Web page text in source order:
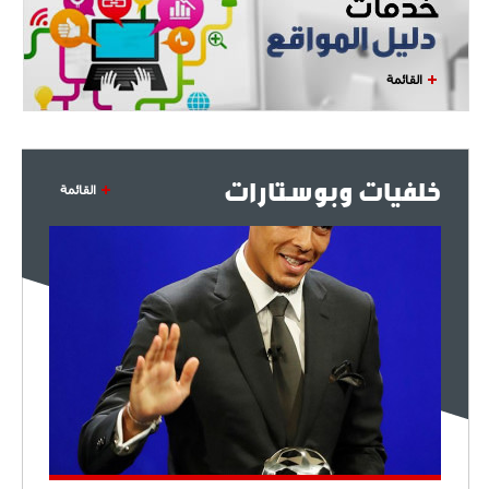
14:42
- 2021/07/27
أوهارا: "محرز، فودن ودي بروين..
ثلاثي من نار"
18:30
- 2021/07/25
جوفنتوس عبر تويتر!
أنشيلوتي يصر على جلب كيليني
القائمة
خلفيات وبوستارات القائمة